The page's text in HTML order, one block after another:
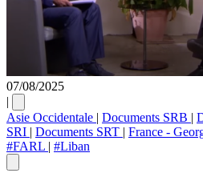
07/08/2025
|
Asie Occidentale | Documents SRB |
SRI | Documents SRT | France -
#FARL | #Liban